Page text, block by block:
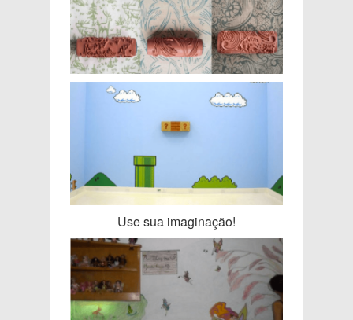
Use sua imaginação!